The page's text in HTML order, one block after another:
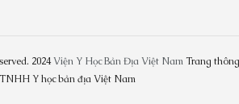
2024Viện Y Học Bản Địa Việt NamTrang
Y học bản địa Việt Nam